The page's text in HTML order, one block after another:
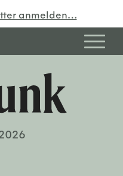
anmelden…